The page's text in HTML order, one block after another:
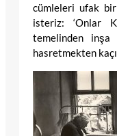
cümleleri ufak
isteriz: ‘Onlar
temelinden
hasretmekten